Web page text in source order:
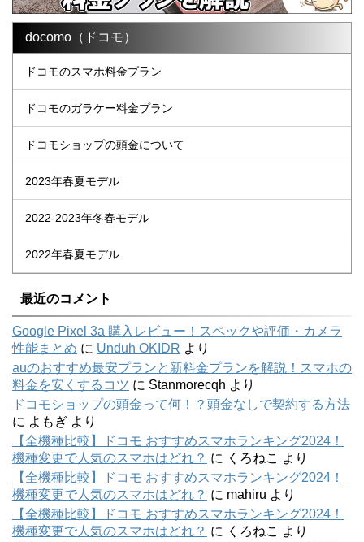
docomo（ドコモ）
ドコモのスマホ料金プラン
ドコモのガラケー料金プラン
ドコモショップの頭金について
2023年春夏モデル
2022-2023年冬春モデル
2022年春夏モデル
最近のコメント
Google Pixel 3a 購入レビュー！スペックや評価・カメラ
性能まとめ に Unduh OKIDR より
auのおすすめ最安プランと新料金プランを解説！スマホの
料金を安くするコツ に Stanmorecqh より
ドコモショップの頭金って何！？頭金なしで契約する方法
に よもぎ より
【全機種比較】ドコモ おすすめスマホランキング2024！
機種変更で人気のスマホはどれ？ に くろねこ より
【全機種比較】ドコモ おすすめスマホランキング2024！
機種変更で人気のスマホはどれ？ に mahiru より
【全機種比較】ドコモ おすすめスマホランキング2024！
機種変更で人気のスマホはどれ？ に くろねこ より